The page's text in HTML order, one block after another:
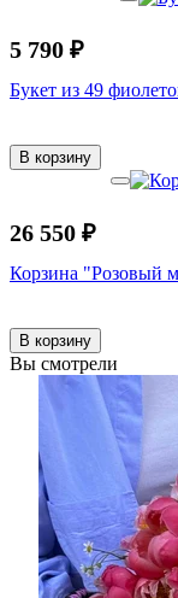
5 790 ₽
Букет из 49
В корзину
26 550 ₽
Корзина "Розовый
В корзину
Вы смотрели